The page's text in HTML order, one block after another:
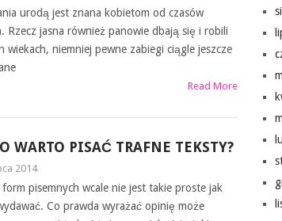
urodą jest znana kobietom od czasów
Rzecz jasna również panowie dbają się i robili
wiekach, niemniej pewne zabiegi ciągle jeszcze
Read More
WARTO PISAĆ TRAFNE TEKSTY?
2014
form pisemnych wcale nie jest takie proste jak
Co prawda wyrażać opinię może